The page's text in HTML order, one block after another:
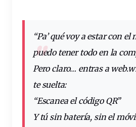
“Pa’ qué voy a estar con el
puedo tener todo en la
Pero claro… entrasa web.
tesuelta:
“Escanea el código QR”
Y tú sin batería, sin el